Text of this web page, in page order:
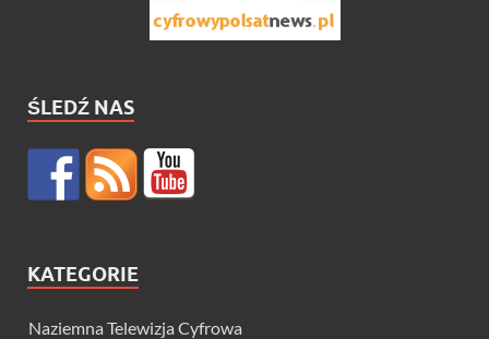
ŚLEDŹ NAS
KATEGORIE
Naziemna Telewizja Cyfrowa